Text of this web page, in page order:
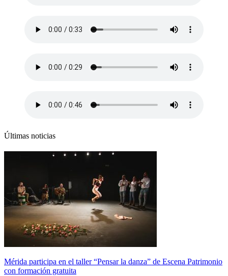
Últimas noticias
Mérida participa en el taller “Pensar la danza” de Escena Patrimonio
con formación gratuita